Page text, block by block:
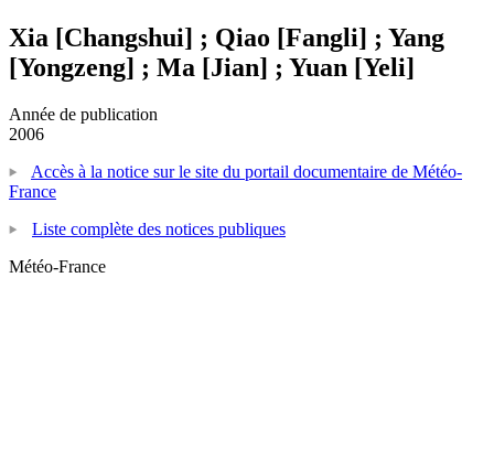
Xia [Changshui] ; Qiao [Fangli] ; Yang
[Yongzeng] ; Ma [Jian] ; Yuan [Yeli]
Année de publication
2006
Accès à la notice sur le site du portail documentaire de Météo-
France
Liste complète des notices publiques
Météo-France